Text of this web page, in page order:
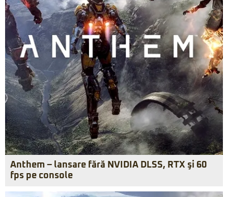
Anthem – lansare fără NVIDIA DLSS, RTX şi 60
fps pe console